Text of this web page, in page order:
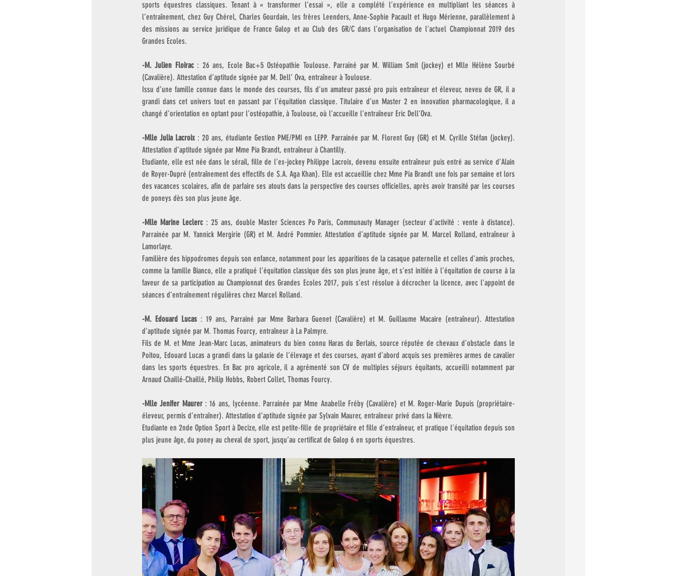
sports équestres classiques. Tenant à « transformer l’essai », elle a complété l’expérience en multipliant les séances à
l’entraînement, chez Guy Chérel, Charles Gourdain, les frères Leenders, Anne-Sophie Pacault et Hugo Mérienne, parallèlement à
des missions au service juridique de France Galop et au Club des GR/C dans l’organisation de l’actuel Championnat 2019 des
Grandes Ecoles.
-M. Julien Floirac : 26 ans, Ecole Bac+5 Ostéopathie Toulouse. Parrainé par M. William Smit (jockey) et Mlle Hélène Sourbé
(Cavalière). Attestation d’aptitude signée par M. Dell’ Ova, entraîneur à Toulouse.
Issu d’une famille connue dans le monde des courses, fils d’un amateur passé pro puis entraîneur et éleveur, neveu de GR, il a
grandi dans cet univers tout en passant par l’équitation classique. Titulaire d’un Master 2 en innovation pharmacologique, il a
changé d’orientation en optant pour l’ostéopathie, à Toulouse, où l’accueille l’entraîneur Eric Dell’Ova.
-Mlle Julia Lacroix : 20 ans, étudiante Gestion PME/PMI en LEPP. Parrainée par M. Florent Guy (GR) et M. Cyrille Stéfan (jockey).
Attestation d’aptitude signée par Mme Pia Brandt, entraîneur à Chantilly.
Etudiante, elle est née dans le sérail, fille de l’ex-jockey Philippe Lacroix, devenu ensuite entraîneur puis entré au service d’Alain
de Royer-Dupré (entraînement des effectifs de S.A. Aga Khan). Elle est accueillie chez Mme Pia Brandt une fois par semaine et lors
des vacances scolaires, afin de parfaire ses atouts dans la perspective des courses officielles, après avoir transité par les courses
de poneys dès son plus jeune âge.
-Mlle Marine Leclerc : 25 ans, double Master Sciences Po Paris, Communauty Manager (secteur d’activité : vente à distance).
Parrainée par M. Yannick Mergirie (GR) et M. André Pommier. Attestation d’aptitude signée par M. Marcel Rolland, entraîneur à
Lamorlaye.
Familière des hippodromes depuis son enfance, notamment pour les apparitions de la casaque paternelle et celles d’amis proches,
comme la famille Bianco, elle a pratiqué l’équitation classique dès son plus jeune âge, et s’est initiée à l’équitation de course à la
faveur de sa participation au Championnat des Grandes Ecoles 2017, puis s’est résolue à décrocher la licence, avec l’appoint de
séances d’entraînement régulières chez Marcel Rolland.
-M. Edouard Lucas : 19 ans, Parrainé par Mme Barbara Guenet (Cavalière) et M. Guillaume Macaire (entraîneur). Attestation
d’aptitude signée par M. Thomas Fourcy, entraîneur à La Palmyre.
Fils de M. et Mme Jean-Marc Lucas, animateurs du bien connu Haras du Berlais, source réputée de chevaux d’obstacle dans le
Poitou, Edouard Lucas a grandi dans la galaxie de l’élevage et des courses, ayant d’abord acquis ses premières armes de cavalier
dans les sports équestres. En Bac pro agricole, il a agrémenté son CV de multiples séjours équitants, accueilli notamment par
Arnaud Chaillé-Chaillé, Philip Hobbs, Robert Collet, Thomas Fourcy.
-Mlle Jenifer Maurer : 16 ans, lycéenne. Parrainée par Mme Anabelle Fréby (Cavalière) et M. Roger-Marie Dupuis (propriétaire-
éleveur, permis d’entraîner). Attestation d’aptitude signée par Sylvain Maurer, entraîneur privé dans la Nièvre.
Etudiante en 2nde Option Sport à Decize, elle est petite-fille de propriétaire et fille d’entraîneur, et pratique l’équitation depuis son
plus jeune âge, du poney au cheval de sport, jusqu’au certificat de Galop 6 en sports équestres.